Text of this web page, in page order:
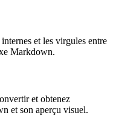
et les virgules entre
Markdown.
et obtenez
et son aperçu visuel.